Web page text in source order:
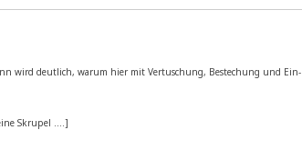
wird deut­lich, war­um hier mit Ver­tu­schung, Bestechung und Ein­
Skrupel ....]